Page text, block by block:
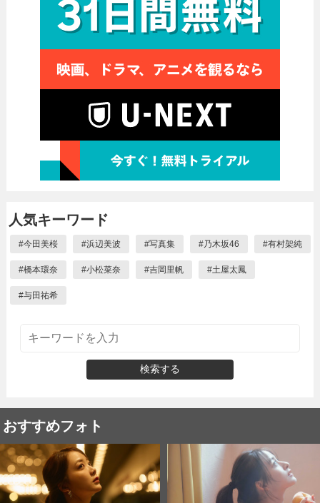
人気キーワード
#今田美桜 #浜辺美波 #写真集 #乃木坂46 #有村架純
#橋本環奈 #小松菜奈 #吉岡里帆 #土屋太鳳
#与田祐希
検索する
おすすめフォト